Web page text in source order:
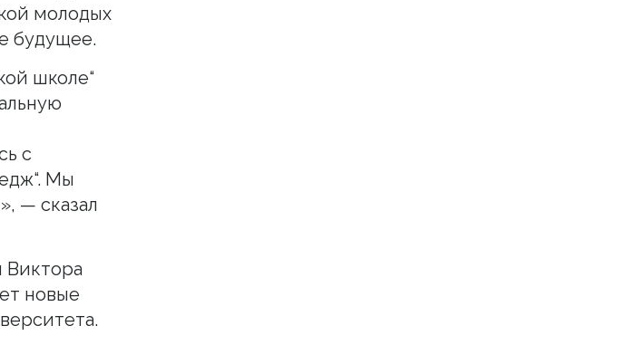
молодых
будущее.
школе“
с
Мы
— сказал
Виктора
новые